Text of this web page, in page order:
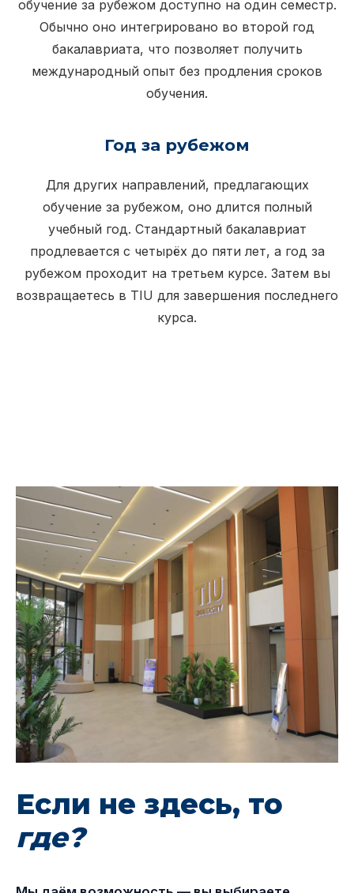
обучение за рубежом доступно на один семестр.
Обычно оно интегрировано во второй год
бакалавриата, что позволяет получить
международный опыт без продления сроков
обучения.
Год за рубежом
Для других направлений, предлагающих
обучение за рубежом, оно длится полный
учебный год. Стандартный бакалавриат
продлевается с четырёх до пяти лет, а год за
рубежом проходит на третьем курсе. Затем вы
возвращаетесь в TIU для завершения последнего
курса.
Если не здесь, то
где?